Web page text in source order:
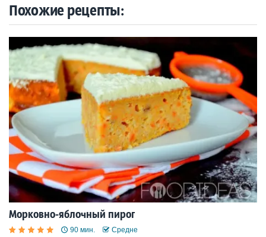
Похожие рецепты:
Морковно-яблочный пирог
90 мин. Средне